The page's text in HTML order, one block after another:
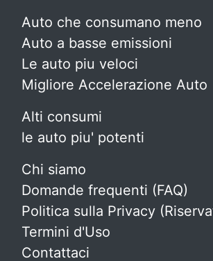
Auto che consumano meno
Auto a basse emissioni
Le auto piu veloci
Migliore Accelerazione Auto
Alti consumi
le auto piu' potenti
Chi siamo
Domande frequenti (FAQ)
Politica sulla Privacy
Termini d'Uso
Contattaci